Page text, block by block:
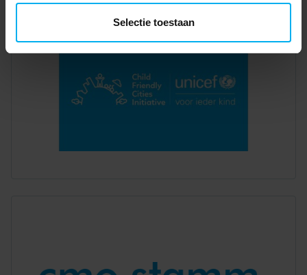
Selectie toestaan